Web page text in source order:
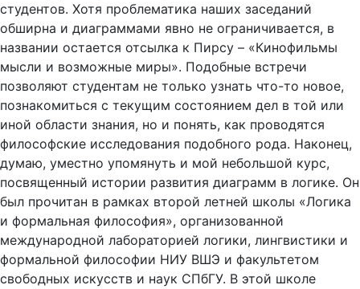
студентов. Хотя проблематика наших заседаний
обширна и диаграммами явно не ограничивается, в
названии остается отсылка к Пирсу – «Кинофильмы
мысли и возможные миры». Подобные встречи
позволяют студентам не только узнать что-то новое,
познакомиться с текущим состоянием дел в той или
иной области знания, но и понять, как проводятся
философские исследования подобного рода. Наконец,
думаю, уместно упомянуть и мой небольшой курс,
посвященный истории развития диаграмм в логике. Он
был прочитан в рамках второй летней школы «Логика
и формальная философия», организованной
международной лабораторией логики, лингвистики и
формальной философии НИУ ВШЭ и факультетом
свободных искусств и наук СПбГУ. В этой школе